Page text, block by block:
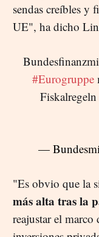
sendas creíbles y
UE", ha dicho
#Eurogruppe
—
"Es obvio que la
más alta tras la
reajustar el